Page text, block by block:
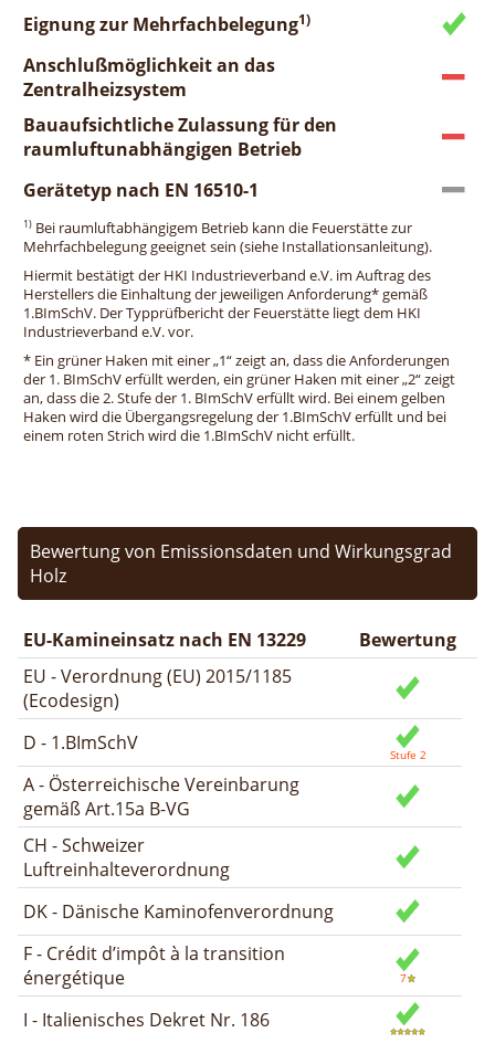
Eignung zur Mehrfachbelegung1)
Anschlußmöglichkeit an das
Zentralheizsystem
Bauaufsichtliche Zulassung für den
raumluftunabhängigen Betrieb
Gerätetyp nach EN 16510-1
1) Bei raumluftabhängigem Betrieb kann die Feuerstätte zur
Mehrfachbelegung geeignet sein (siehe Installationsanleitung).
Hiermit bestätigt der HKI Industrieverband e.V. im Auftrag des
Herstellers die Einhaltung der jeweiligen Anforderung* gemäß
1.BImSchV. Der Typprüfbericht der Feuerstätte liegt dem HKI
Industrieverband e.V. vor.
* Ein grüner Haken mit einer „1“ zeigt an, dass die Anforderungen
der 1. BImSchV erfüllt werden, ein grüner Haken mit einer „2“ zeigt
an, dass die 2. Stufe der 1. BImSchV erfüllt wird. Bei einem gelben
Haken wird die Übergangsregelung der 1.BImSchV erfüllt und bei
einem roten Strich wird die 1.BImSchV nicht erfüllt.
Bewertung von Emissionsdaten und Wirkungsgrad
Holz
EU-Kamineinsatz nach EN 13229
Bewertung
EU - Verordnung (EU) 2015/1185
(Ecodesign)
D - 1.BImSchV
A - Österreichische Vereinbarung
gemäß Art.15a B-VG
CH - Schweizer
Luftreinhalteverordnung
DK - Dänische Kaminofenverordnung
F - Crédit d’impôt à la transition
énergétique
I - Italienisches Dekret Nr. 186